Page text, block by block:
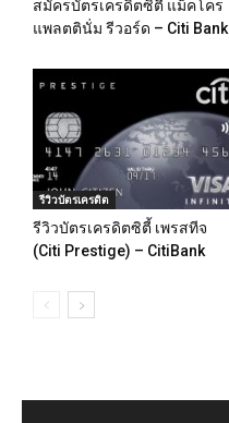
สมัครบัตรเครดิตซิตี้ แม็คโคร
แพลตตินั่ม รีวอร์ด – Citi Bank
รีวิวบัตรเครดิต
รีวิวบัตรเครดิตซิตี้ เพรสทีจ
(Citi Prestige) – CitiBank